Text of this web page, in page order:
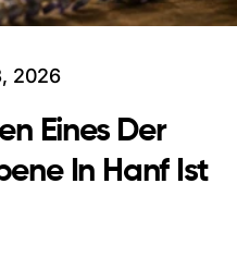
2026
Eines Der
In Hanf Ist